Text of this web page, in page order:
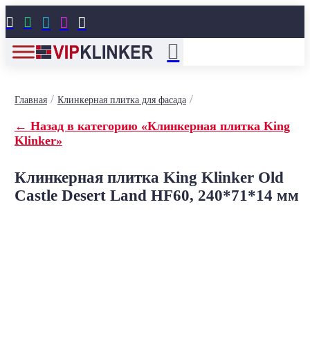
    
Главная/ Клинкерная плитка для фасада/
← Назад в категорию «Клинкерная плитка King
Klinker»
Клинкерная плитка King Klinker Old
Castle Desert Land HF60, 240*71*14 мм